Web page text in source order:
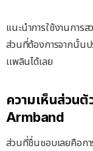
แนะนำการใช้งานการ
ส่วนที่ต้องการจากนั้นป
เเพลินได้เลย
ความเห็นส่วน
Armband
ส่วนที่ชื่นชอบเลยคือกา